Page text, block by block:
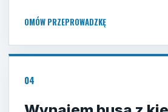
OMÓW PRZEPROWADZKĘ
04